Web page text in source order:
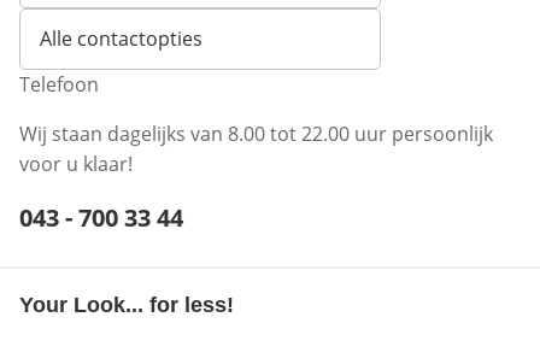
Alle contactopties
Telefoon
Wij staan dagelijks van 8.00 tot 22.00 uur persoonlijk
voor u klaar!
Telefoonnummer:
043 - 700 33 44
Your Look... for less!